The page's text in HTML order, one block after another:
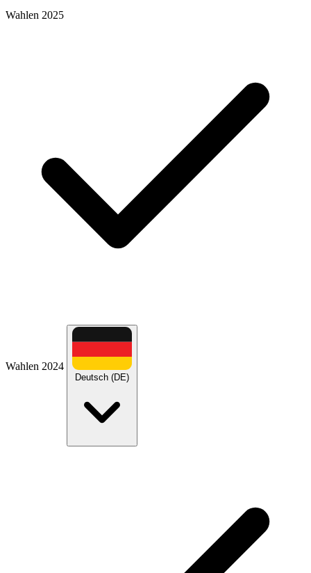
Wahlen 2025
Wahlen 2024
Deutsch (DE)